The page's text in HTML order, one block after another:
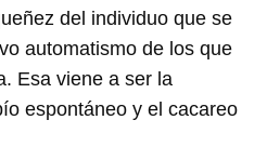
del individuo que se
automatismo de los que
Esa viene a ser la
espontáneo y el cacareo